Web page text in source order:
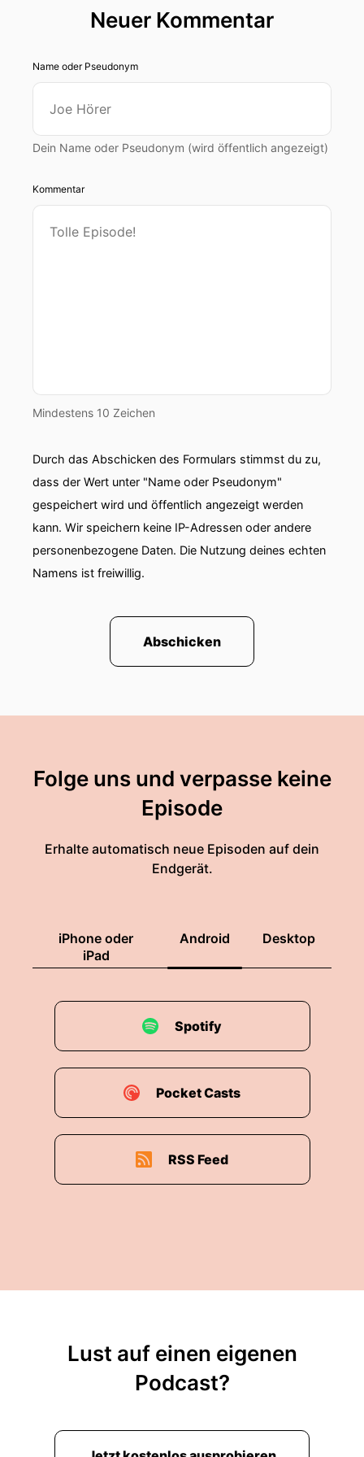
Neuer Kommentar
Name oder Pseudonym
Dein Name oder Pseudonym (wird öffentlich angezeigt)
Kommentar
Mindestens 10 Zeichen
Durch das Abschicken des Formulars stimmst du zu,
dass der Wert unter "Name oder Pseudonym"
gespeichert wird und öffentlich angezeigt werden
kann. Wir speichern keine IP-Adressen oder andere
personenbezogene Daten. Die Nutzung deines echten
Namens ist freiwillig.
Abschicken
Folge uns und verpasse keine
Episode
Erhalte automatisch neue Episoden auf dein
Endgerät.
iPhone oder
iPad
Android Desktop
Spotify
Pocket Casts
RSS Feed
Lust auf einen eigenen
Podcast?